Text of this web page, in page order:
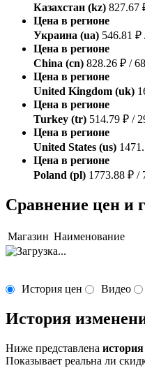
Казахстан (kz) 827.67
Цена в регионе
Украина (ua) 546.81 ₽
Цена в регионе
China (cn) 828.26 ₽ /
Цена в регионе
United Kingdom (uk)
Цена в регионе
Turkey (tr) 514.79 ₽ /
Цена в регионе
United States (us)
Цена в регионе
Poland (pl) 1773.88 ₽ /
Сравнение цен и
Магазин Наименование
История цен Видео
История
Ниже представлена
Показывает реальна ли